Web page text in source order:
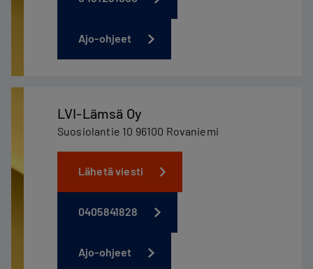
Ajo-ohjeet
LVI-Lämsä Oy
Suosiolantie 10 96100 Rovaniemi
Lähetä viesti
0405841828
Ajo-ohjeet